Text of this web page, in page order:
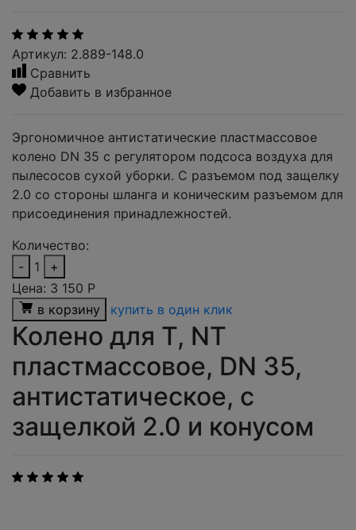
Артикул: 2.889-148.0
Сравнить
Добавить в избранное
Эргономичное антистатические пластмассовое
колено DN 35 с регулятором подсоса воздуха для
пылесосов сухой уборки. С разъемом под защелку
2.0 со стороны шланга и коническим разъемом для
присоединения принадлежностей.
Количество:
-
1
+
Цена: 3 150 Р
в корзину
купить в один клик
Колено для T, NT
пластмассовое, DN 35,
антистатическое, с
защелкой 2.0 и конусом